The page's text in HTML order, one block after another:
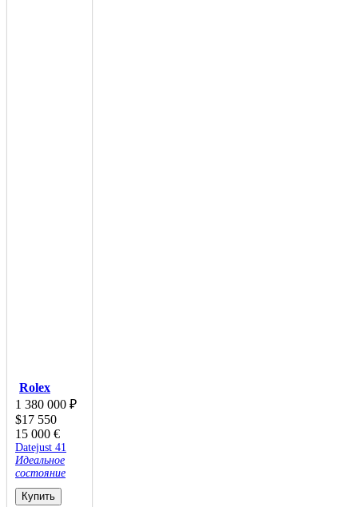
Rolex
1 380 000 ₽
$17 550
15 000 €
Datejust 41
Идеальное
состояние
Купить